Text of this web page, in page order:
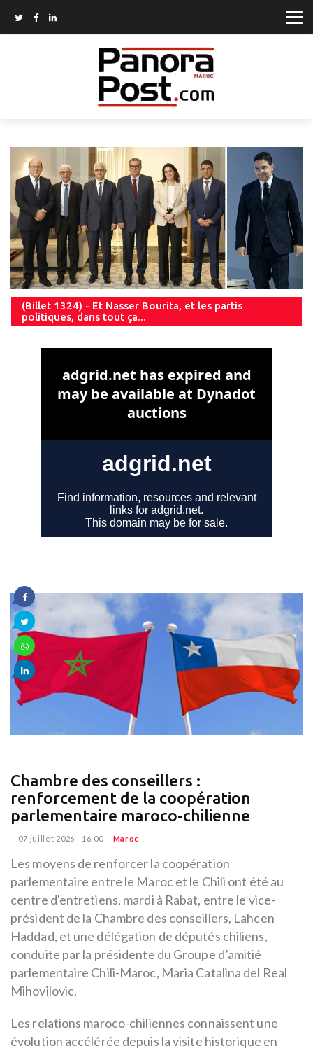
(Billet 1324) - Et Nasser Bourita, et les partis
politiques, dans tout ça...
Chambre des conseillers :
renforcement de la coopération
parlementaire maroco-chilienne
-- 07 juillet 2026 - 16:00-- Maroc
Les moyens de renforcer la coopération
parlementaire entre le Maroc et le Chili ont été au
centre d'entretiens, mardi à Rabat, entre le vice-
président de la Chambre des conseillers, Lahcen
Haddad, et une délégation de députés chiliens,
conduite par la présidente du Groupe d’amitié
parlementaire Chili-Maroc, Maria Catalina del Real
Mihovilovic.
Les relations maroco-chiliennes connaissent une
évolution accélérée depuis la visite historique en